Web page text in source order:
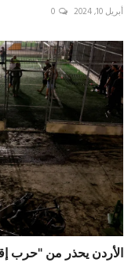
أبريل 10, 2024 0
الأردن يحذر من "حرب